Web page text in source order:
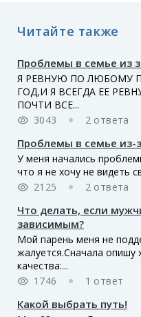
Читайте также
Проблемы в семье из
Я РЕВНУЮ ПО ЛЮБОМУ
ГОД,И Я ВСЕГДА ЕЕ
ПОЧТИ ВСЕ...
3043
2 ответа
Проблемы в семье из-
У меня начались
что я не хочу не видеть
2125
2 ответа
Что делать, если
зависимым?
Мой парень меня не
жалуется.Сначала опишу
качества:...
1746
1 ответ
Какой выбрать путь!